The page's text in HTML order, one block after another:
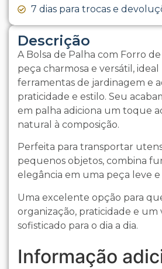
Descrição
A Bolsa de Palha com Forro
peça charmosa e versátil,
ferramentas de jardinagem e
praticidade e estilo. Seu
em palha adiciona um toque
natural à composição.
Perfeita para transportar
pequenos objetos, combina
elegância em uma peça leve e
Uma excelente opção para
organização, praticidade e um
sofisticado para o dia a dia.
Informação
7 dias para trocas e